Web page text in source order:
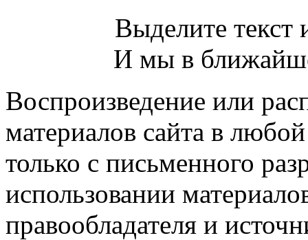
Выделите
И мы в
Воспроизведение или
материалов сайта в
только с письменного
использовании
правообладателя и